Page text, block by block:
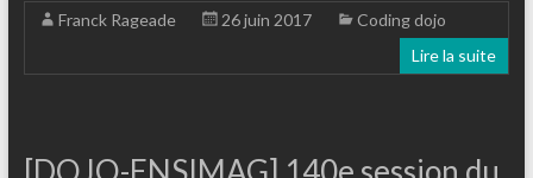
Franck Rageade 26 juin 2017
Coding dojo
Lire la suite